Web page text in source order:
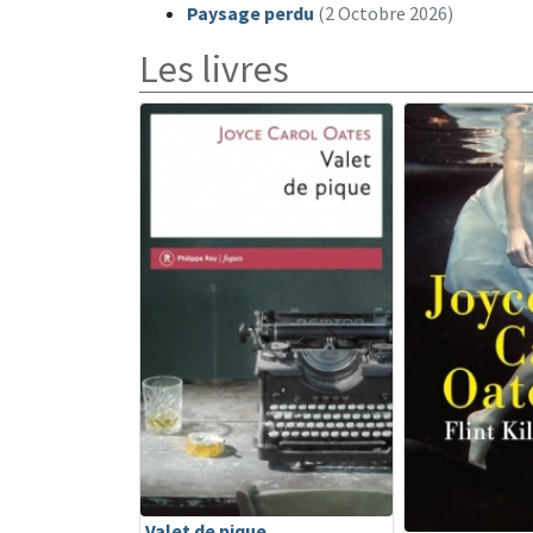
Paysage perdu (2 Octobre 2026)
Les livres